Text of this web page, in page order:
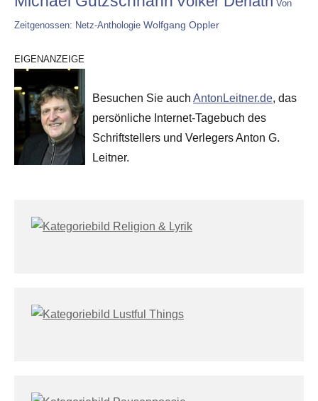
Von
Zeitgenossen: Netz-Anthologie Wolfgang Oppler
EIGENANZEIGE
Besuchen Sie auch AntonLeitner.de, das
persönliche Internet-Tagebuch des
Schriftstellers und Verlegers Anton G.
Leitner.